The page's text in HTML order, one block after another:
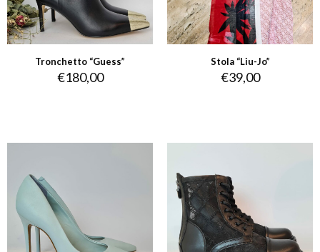
Tronchetto “Guess”
€180,00
Stola “Liu-Jo”
€39,00